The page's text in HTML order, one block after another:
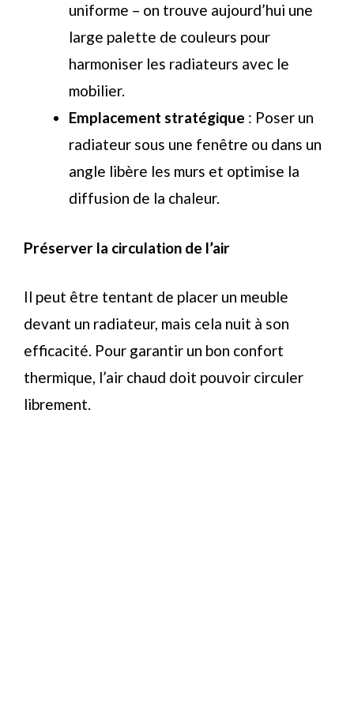
uniforme – on trouve aujourd’hui une
large palette de couleurs pour
harmoniser les radiateurs avec le
mobilier.
Emplacement stratégique : Poser un
radiateur sous une fenêtre ou dans un
angle libère les murs et optimise la
diffusion de la chaleur.
Préserver la circulation de l’air
Il peut être tentant de placer un meuble
devant un radiateur, mais cela nuit à son
efficacité. Pour garantir un bon confort
thermique, l’air chaud doit pouvoir circuler
librement.